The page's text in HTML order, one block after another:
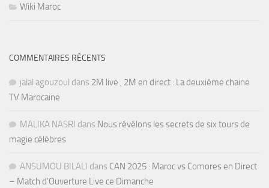
Wiki Maroc
COMMENTAIRES RÉCENTS
jalal agouzoul dans 2M live , 2M en direct : La deuxième chaine
TV Marocaine
MALIKA NASRI dans Nous révélons les secrets de six tours de
magie célèbres
ANSUMOU BILALI dans CAN 2025 : Maroc vs Comores en Direct
– Match d’Ouverture Live ce Dimanche